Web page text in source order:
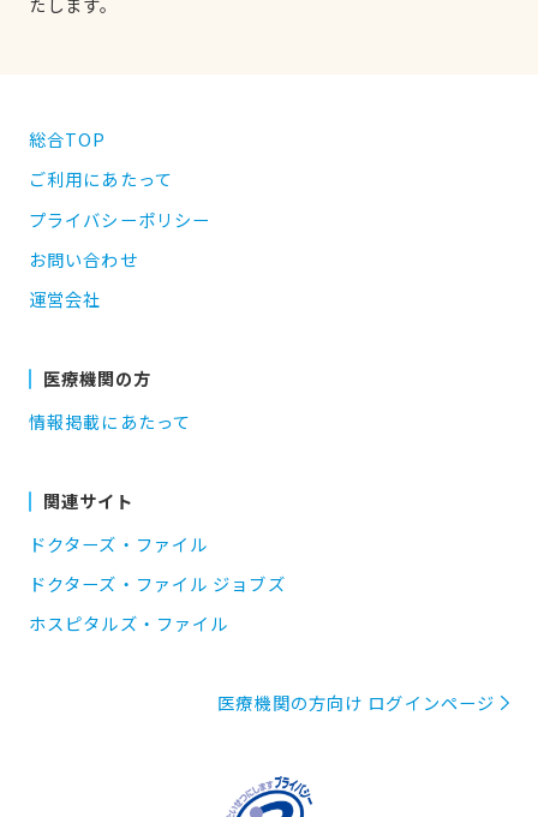
総合TOP
ご利用にあたって
プライバシーポリシー
お問い合わせ
運営会社
医療機関の方
情報掲載にあたって
関連サイト
ドクターズ・ファイル
ドクターズ・ファイル ジョブズ
ホスピタルズ・ファイル
医療機関の方向け ログインページ